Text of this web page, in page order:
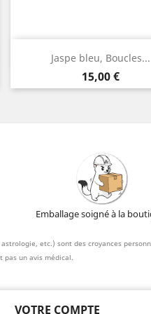
Jaspe bleu, Boucles...
Prix
15,00 €
Aperçu rapide
Argent
Emballage soigné à la
etc.) sont des croyances
pas un avis médical.
VOTRE COMPTE